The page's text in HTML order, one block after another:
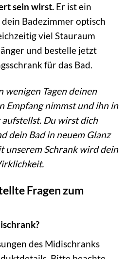
sein wirst. Er ist ein
Badezimmer optisch
viel Stauraum
und bestelle jetzt
für das Bad.
wenigen Tagen deinen
Empfang nimmst und ihn in
Du wirst dich
dein Bad in neuem Glanz
unserem Schrank wird dein
Fragen zum
des Midischranks